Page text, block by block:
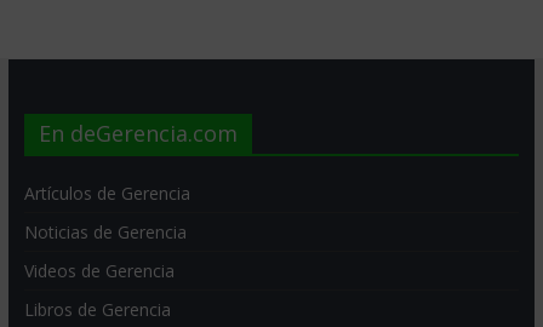
En deGerencia.com
Artículos de Gerencia
Noticias de Gerencia
Videos de Gerencia
Libros de Gerencia